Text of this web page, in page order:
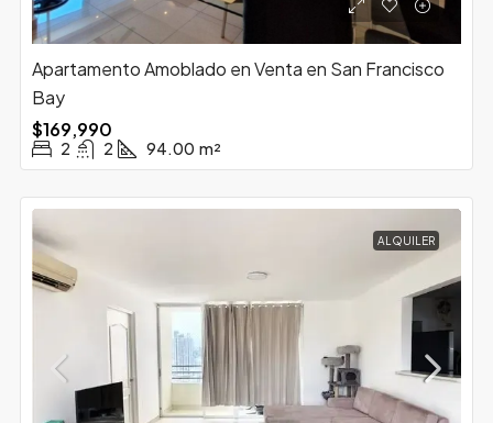
Apartamento Amoblado en Venta en San Francisco
Bay
$169,990
2 2 94.00 m²
ALQUILER